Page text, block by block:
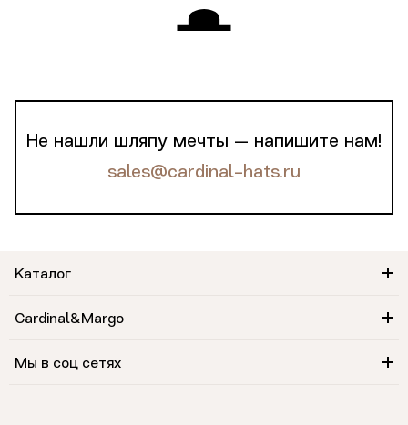
Не нашли шляпу мечты — напишите нам!
sales@cardinal-hats.ru
Каталог
Cardinal&Margo
Мы в соц сетях